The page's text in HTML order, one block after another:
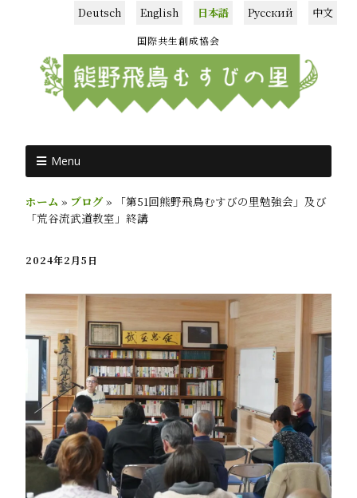
Deutsch English 日本語 Русский 中文
国際共生創成協会
Menu
ホーム » ブログ »
「第51回熊野飛鳥むすびの里勉強会」及び
「荒谷流武道教室」終講
2024年2月5日